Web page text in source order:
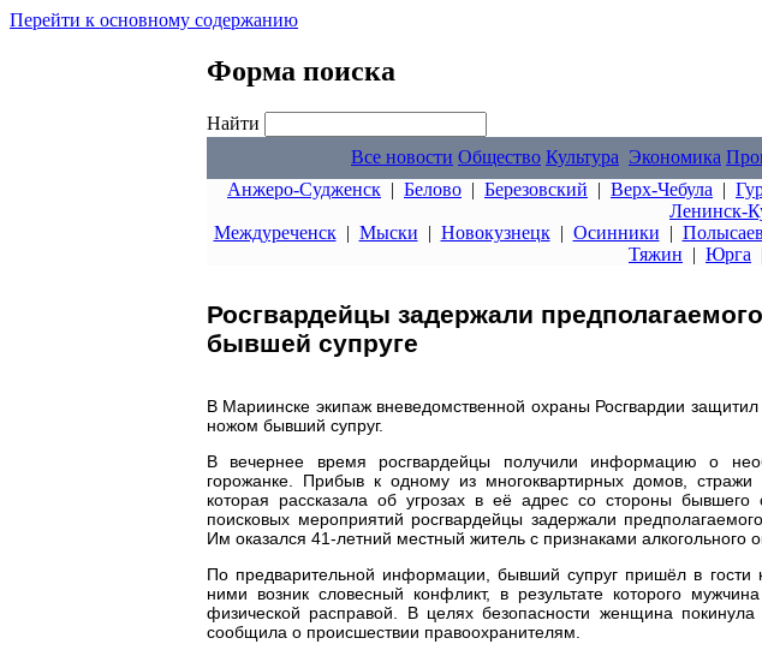
Перейти к основному содержанию
Форма поиска
Найти
Все новости Общество Культура Экономика
Анжеро-Судженск | Белово | Березовский | Верх-Чебула |
Ленинск-
Междуреченск| Мыски | Новокузнецк| Осинники |
Тяжин | Юрга
Росгвардейцы задержали
бывшей супруге
В Мариинске экипаж вневедомственной охраны Росгвардии
ножом бывший супруг.
В вечернее время росгвардейцы получили информацию о
горожанке. Прибыв к одному из многоквартирных домов, стражи
которая рассказала об угрозах в её адрес со стороны
поисковых мероприятий росгвардейцы задержали
Им оказался 41-летний местный житель с признаками алкогольного
По предварительной информации, бывший супруг пришёл в
ними возник словесный конфликт, в результате которого
физической расправой. В целях безопасности женщина
сообщила о происшествии правоохранителям.